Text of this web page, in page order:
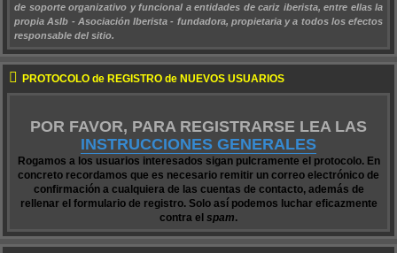
de soporte organizativo y funcional a entidades de cariz iberista, entre ellas la
propia AsIb - Asociación Iberista - fundadora, propietaria y a todos los efectos
responsable del sitio.
PROTOCOLO de REGISTRO de NUEVOS USUARIOS
POR FAVOR, PARA REGISTRARSE LEA LAS
INSTRUCCIONES GENERALES
Rogamos a los usuarios interesados sigan pulcramente el protocolo. En
concreto recordamos que es necesario remitir un correo electrónico de
confirmación a cualquiera de las cuentas de contacto, además de
rellenar el formulario de registro. Solo así podemos luchar eficazmente
contra el spam.